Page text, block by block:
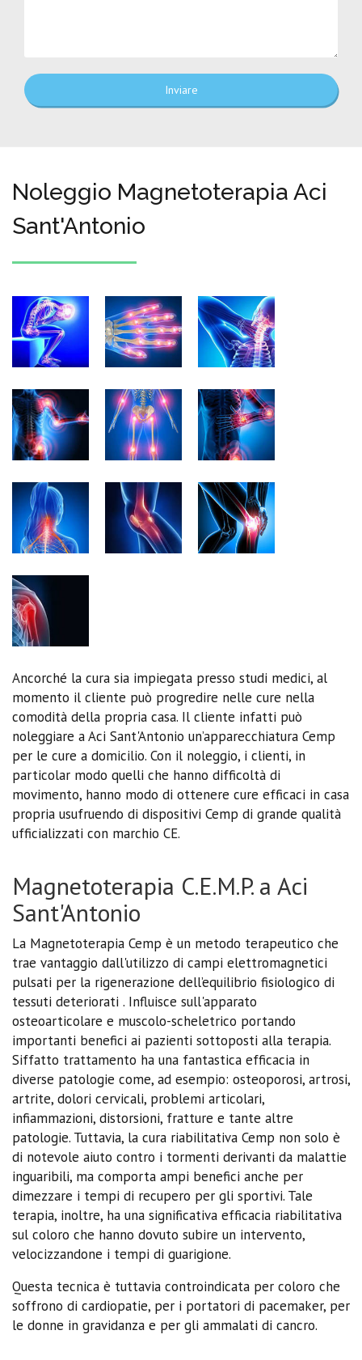
Inviare
Noleggio Magnetoterapia Aci
Sant'Antonio
Ancorché la cura sia impiegata presso studi medici, al
momento il cliente può progredire nelle cure nella
comodità della propria casa. Il cliente infatti può
noleggiare a Aci Sant'Antonio un’apparecchiatura Cemp
per le cure a domicilio. Con il noleggio, i clienti, in
particolar modo quelli che hanno difficoltà di
movimento, hanno modo di ottenere cure efficaci in casa
propria usufruendo di dispositivi Cemp di grande qualità
ufficializzati con marchio CE.
Magnetoterapia C.E.M.P. a Aci
Sant'Antonio
La Magnetoterapia Cemp è un metodo terapeutico che
trae vantaggio dall'utilizzo di campi elettromagnetici
pulsati per la rigenerazione dell’equilibrio fisiologico di
tessuti deteriorati . Influisce sull'apparato
osteoarticolare e muscolo-scheletrico portando
importanti benefici ai pazienti sottoposti alla terapia.
Siffatto trattamento ha una fantastica efficacia in
diverse patologie come, ad esempio: osteoporosi, artrosi,
artrite, dolori cervicali, problemi articolari,
infiammazioni, distorsioni, fratture e tante altre
patologie. Tuttavia, la cura riabilitativa Cemp non solo è
di notevole aiuto contro i tormenti derivanti da malattie
inguaribili, ma comporta ampi benefici anche per
dimezzare i tempi di recupero per gli sportivi. Tale
terapia, inoltre, ha una significativa efficacia riabilitativa
sul coloro che hanno dovuto subire un intervento,
velocizzandone i tempi di guarigione.
Questa tecnica è tuttavia controindicata per coloro che
soffrono di cardiopatie, per i portatori di pacemaker, per
le donne in gravidanza e per gli ammalati di cancro.